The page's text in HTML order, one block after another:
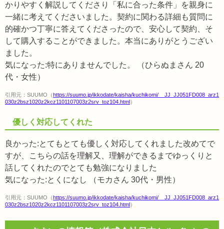
かりやすく解説してくださり「私に合った条件」を親身に
一緒に考えてくださいました。契約に関わる詳細も質問に
的確かつ丁寧に答えてくださったので、安心して契約、そ
して購入することができました。本当にありがとうござい
ました。
気になった:特にありませんでした。 （ひらぬまさん 20
代・女性）
引用元：SUUMO（https://suumo.jp/ikkodate/kaisha/kuchikomi/__JJ_JJ051FD008_arz1
030z2bsz1020z2kcz1101107003z2srv_toz104.html）
優しく対応してくれた
良かった:とてもとても優しく対応してくれました改めてで
すが、こちらの話を理解又、理解ができるまでゆっくりと
話してくれたのでとても勉強になりました
気になった:とくになし （モカさん 30代・男性）
引用元：SUUMO（https://suumo.jp/ikkodate/kaisha/kuchikomi/__JJ_JJ051FD008_arz1
030z2bsz1020z2kcz1101107003z2srv_toz104.html）